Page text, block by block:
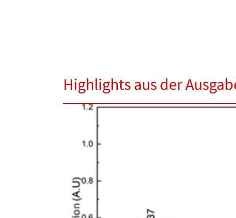
Highlights aus der